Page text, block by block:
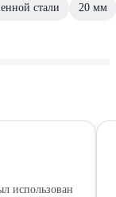
стали 20 мм
использован